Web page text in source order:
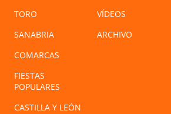
TORO
SANABRIA
COMARCAS
FIESTAS
POPULARES
CASTILLA Y LEÓN
VÍDEOS
ARCHIVO